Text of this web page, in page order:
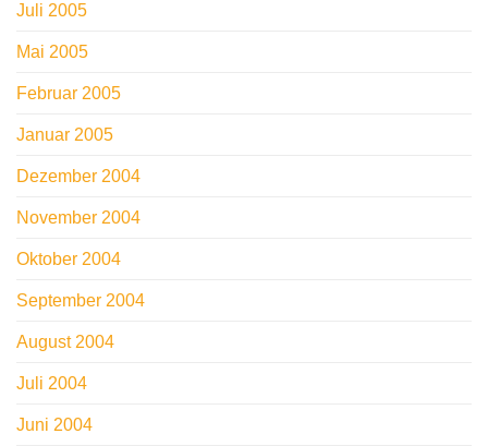
Juli 2005
Mai 2005
Februar 2005
Januar 2005
Dezember 2004
November 2004
Oktober 2004
September 2004
August 2004
Juli 2004
Juni 2004